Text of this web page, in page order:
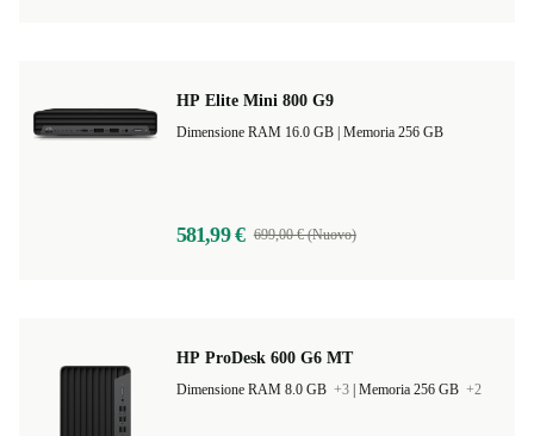
HP Elite Mini 800 G9
Memoria 256 GB
581,99 € 699,00 € (Nuovo)
HP ProDesk 600 G6 MT
Dimensione RAM 8.0 GB +3 Memoria 256 GB +2